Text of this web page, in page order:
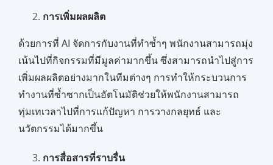
การเพิ่มผลผลิต
ด้วยการที่ AI จัดการกับงานที่ทำซ้ำๆ พนักงานสามารถมุ่ง
เน้นไปที่กิจกรรมที่มีมูลค่ามากขึ้น ซึ่งสามารถนำไปสู่การ
เพิ่มผลผลิตอย่างมากในทีมต่างๆ การทำให้กระบวนการ
ทำงานที่ซ้ำซากเป็นอัตโนมัติช่วยให้พนักงานสามารถ
ทุ่มเทเวลาไปที่การแก้ปัญหา การวางกลยุทธ์ และ
นวัตกรรมได้มากขึ้น
การสื่อสารที่ราบรื่น